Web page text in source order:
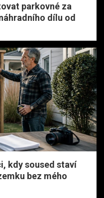
parkovné za
dílu od
kdy soused staví
bez mého